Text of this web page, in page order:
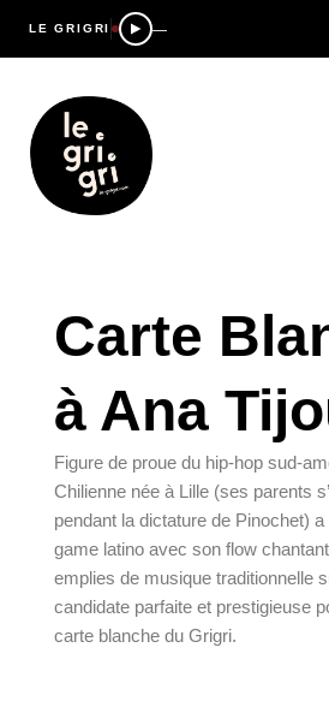
LE GRIGRI —
Carte
à Ana
Figure de proue du hip-hop sud-
Chilienne née à Lille (ses parents
pendant la dictature de Pinochet)
game latino avec son flow
emplies de musique traditionnelle
candidate parfaite et prestigieuse
carte blanche du Grigri.